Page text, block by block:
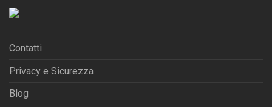
Contatti
Privacy e Sicurezza
Blog